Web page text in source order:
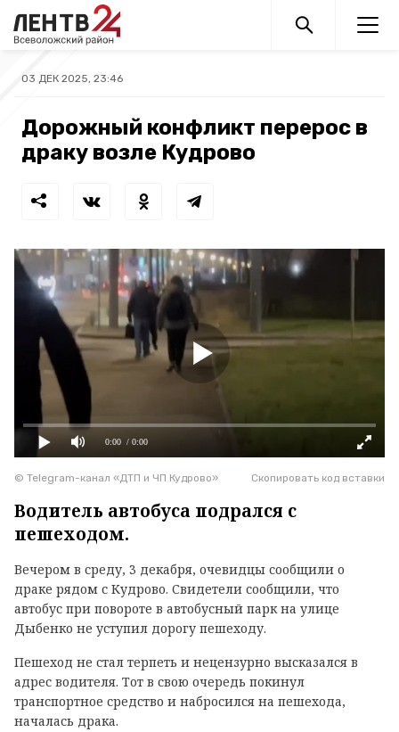
03 ДЕК 2025, 23:46
Дорожный конфликт перерос в
драку возле Кудрово
0:00 / 0:00
Скопировать код вставки
© Telegram-канал «ДТП и ЧП Кудрово»
Водитель автобуса подрался с
пешеходом.
Вечером в среду, 3 декабря, очевидцы сообщили о
драке рядом с Кудрово. Свидетели сообщили, что
автобус при повороте в автобусный парк на улице
Дыбенко не уступил дорогу пешеходу.
Пешеход не стал терпеть и нецензурно высказался в
адрес водителя. Тот в свою очередь покинул
транспортное средство и набросился на пешехода,
началась драка.